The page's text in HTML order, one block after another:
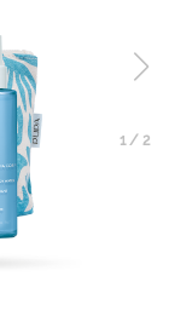
1/ 2